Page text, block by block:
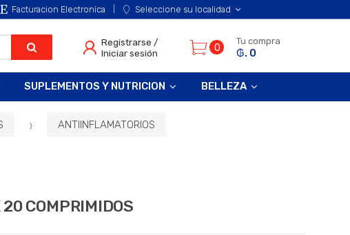
Facturacion Electronica Seleccione su localidad
Registrarse /
Iniciar sesión
0
Tu compra
₲. 0
SUPLEMENTOS Y NUTRICION BELLEZA
ANTIINFLAMATORIOS
COMPRIMIDOS